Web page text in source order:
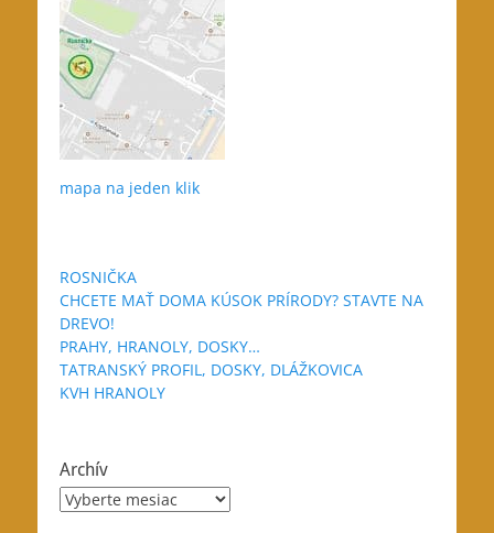
mapa na jeden klik
ROSNIČKA
CHCETE MAŤ DOMA KÚSOK PRÍRODY? STAVTE NA
DREVO!
PRAHY, HRANOLY, DOSKY…
TATRANSKÝ PROFIL, DOSKY, DLÁŽKOVICA
KVH HRANOLY
Archív
Archív